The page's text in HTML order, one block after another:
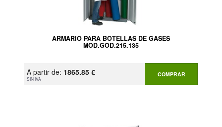
ARMARIO PARA BOTELLAS DE GASES
MOD.GOD.215.135
A partir de: 1865.85 €
SIN IVA
COMPRAR